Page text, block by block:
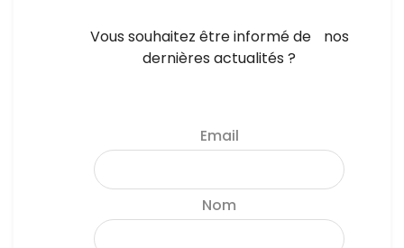
Vous souhaitez être informé de nos
dernières actualités ?
Email
Nom